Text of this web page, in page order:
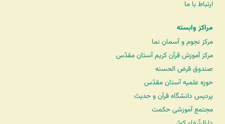
ارتباط با ما
مراکز وابسته
مرکز نجوم و آسمان نما
مرکز آموزش قرآن کریم آستان مقدّس
صندوق قرض الحسنه
حوزه علمیه آستان مقدّس
پردیس دانشگاه قرآن و حدیث
مجتمع آموزشی حکمت